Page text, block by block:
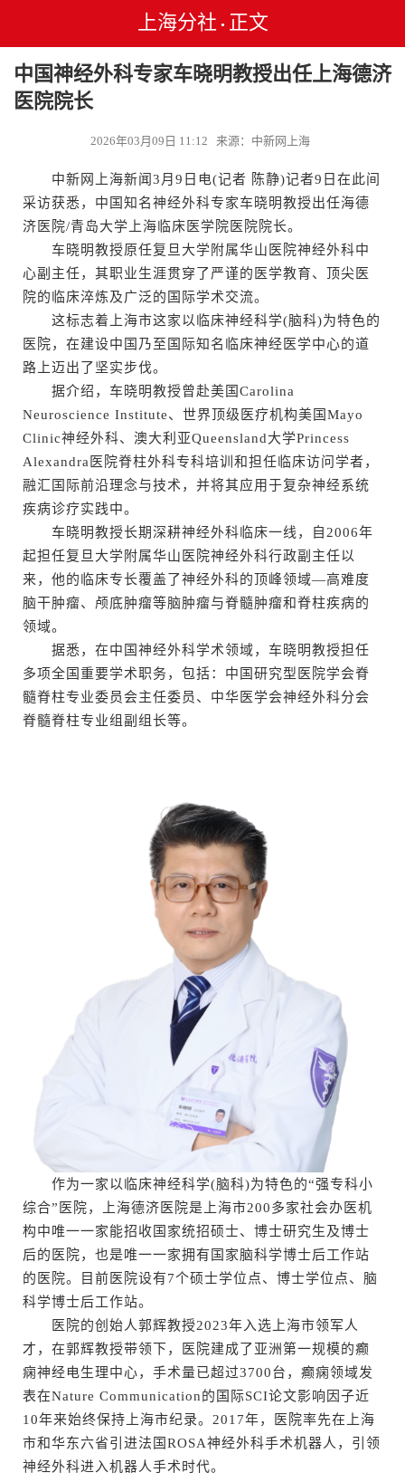
上海分社 • 正文
中国神经外科专家车晓明教授出任上海德济
医院院长
2026年03月09日 11:12 来源：中新网上海
中新网上海新闻3月9日电(记者 陈静)记者9日在此间
采访获悉，中国知名神经外科专家车晓明教授出任海德
济医院/青岛大学上海临床医学院医院院长。
车晓明教授原任复旦大学附属华山医院神经外科中
心副主任，其职业生涯贯穿了严谨的医学教育、顶尖医
院的临床淬炼及广泛的国际学术交流。
这标志着上海市这家以临床神经科学(脑科)为特色的
医院，在建设中国乃至国际知名临床神经医学中心的道
路上迈出了坚实步伐。
据介绍，车晓明教授曾赴美国Carolina
Neuroscience Institute、世界顶级医疗机构美国Mayo
Clinic神经外科、澳大利亚Queensland大学Princess
Alexandra医院脊柱外科专科培训和担任临床访问学者，
融汇国际前沿理念与技术，并将其应用于复杂神经系统
疾病诊疗实践中。
车晓明教授长期深耕神经外科临床一线，自2006年
起担任复旦大学附属华山医院神经外科行政副主任以
来，他的临床专长覆盖了神经外科的顶峰领域—高难度
脑干肿瘤、颅底肿瘤等脑肿瘤与脊髓肿瘤和脊柱疾病的
领域。
据悉，在中国神经外科学术领域，车晓明教授担任
多项全国重要学术职务，包括：中国研究型医院学会脊
髓脊柱专业委员会主任委员、中华医学会神经外科分会
脊髓脊柱专业组副组长等。
作为一家以临床神经科学(脑科)为特色的“强专科小
综合”医院，上海德济医院是上海市200多家社会办医机
构中唯一一家能招收国家统招硕士、博士研究生及博士
后的医院，也是唯一一家拥有国家脑科学博士后工作站
的医院。目前医院设有7个硕士学位点、博士学位点、脑
科学博士后工作站。
医院的创始人郭辉教授2023年入选上海市领军人
才，在郭辉教授带领下，医院建成了亚洲第一规模的癫
痫神经电生理中心，手术量已超过3700台，癫痫领域发
表在Nature Communication的国际SCI论文影响因子近
10年来始终保持上海市纪录。2017年，医院率先在上海
市和华东六省引进法国ROSA神经外科手术机器人，引领
神经外科进入机器人手术时代。